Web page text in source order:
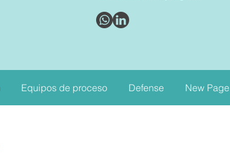
Equipos de proceso Defense New Page